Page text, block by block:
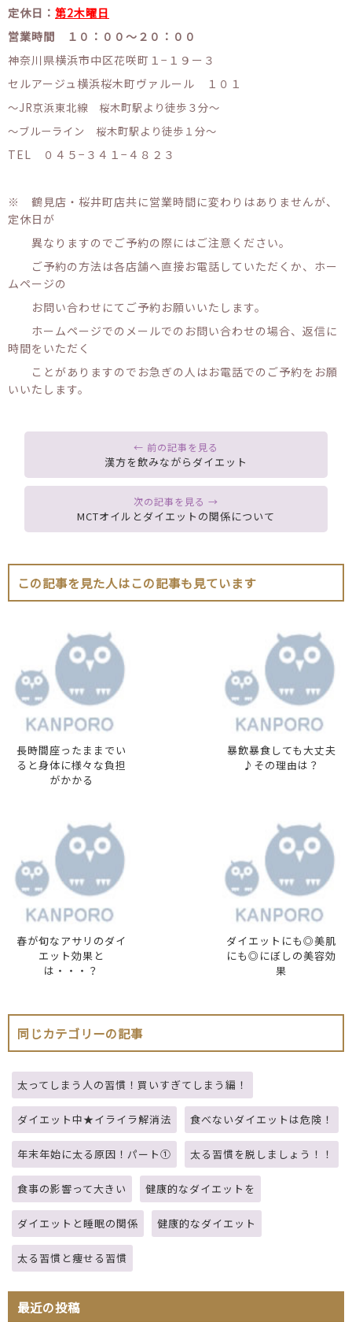
定休日： 第2木曜日
営業時間 １０：００〜２０：００
神奈川県横浜市中区花咲町１−１９ー３
セルアージュ横浜桜木町ヴァルール １０１
〜JR京浜東北線 桜木町駅より徒歩３分〜
〜ブルーライン 桜木町駅より徒歩１分〜
TEL ０４５−３４１−４８２３
※ 鶴見店・桜井町店共に営業時間に変わりはありませんが、
定休日が
異なりますのでご予約の際にはご注意ください。
ご予約の方法は各店舗へ直接お電話していただくか、ホー
ムページの
お問い合わせにてご予約お願いいたします。
ホームページでのメールでのお問い合わせの場合、返信に
時間をいただく
ことがありますのでお急ぎの人はお電話でのご予約をお願
いいたします。
漢方を飲みながらダイエット
MCTオイルとダイエットの関係について
この記事を見た人はこの記事も見ています
長時間座ったままでい
ると身体に様々な負担
がかかる
暴飲暴食しても大丈夫
♪その理由は？
春が旬なアサリのダイ
エット効果と
は・・・？
ダイエットにも◎美肌
にも◎にぼしの美容効
果
同じカテゴリーの記事
太ってしまう人の習慣！買いすぎてしまう編！
ダイエット中★イライラ解消法 食べないダイエットは危険！
年末年始に太る原因！パート① 太る習慣を脱しましょう！！
食事の影響って大きい 健康的なダイエットを
ダイエットと睡眠の関係 健康的なダイエット
太る習慣と痩せる習慣
最近の投稿